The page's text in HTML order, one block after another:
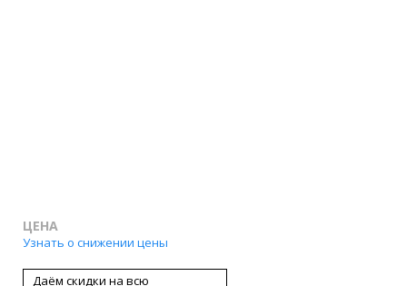
ЦЕНА
Узнать о снижении цены
Даём скидки на всю